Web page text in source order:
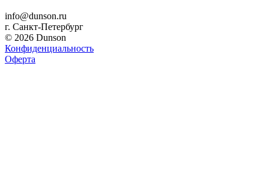
info@dunson.ru
г. Санкт-Петербург
© 2026 Dunson
Конфиденциальность
Оферта